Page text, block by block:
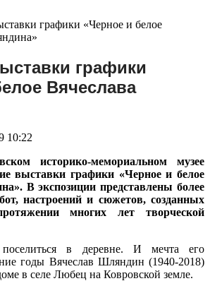
графики
Вячеслава
10:22
историко-мемориальном музее
выставки графики «Черное и белое
В экспозиции представлены более
настроений и сюжетов, созданных
многих лет творческой
в деревне. И мечта его
годы Вячеслав Шляндин (1940-2018)
в селе Любец на Ковровской земле.